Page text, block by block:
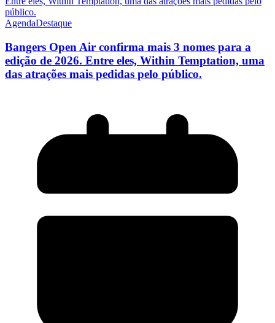
AgendaDestaque
Bangers Open Air confirma mais 3 nomes para a
edição de 2026. Entre eles, Within Temptation, uma
das atrações mais pedidas pelo público.